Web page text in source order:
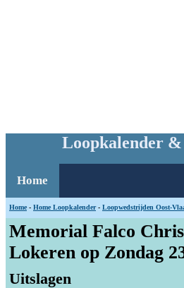
Loopkalender &
Home
Home - Home Loopkalender- Loopwedstrijden Oost-
Memorial Falco
Lokeren op Zondag
Uitslagen